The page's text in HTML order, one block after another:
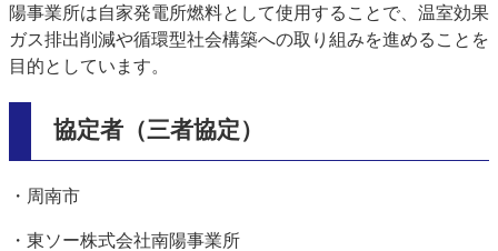
陽事業所は自家発電所燃料として使用することで、温室効果
ガス排出削減や循環型社会構築への取り組みを進めることを
目的としています。
協定者（三者協定）
・周南市
・東ソー株式会社南陽事業所